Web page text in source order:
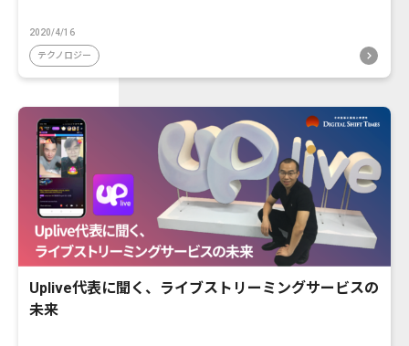
2020/4/16
テクノロジー
Uplive代表に聞く、ライブストリーミングサービスの
未来